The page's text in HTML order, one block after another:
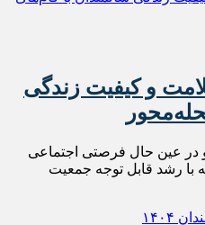
و کیفیت زندگی
در عین حال فرصتی اجتماعی
با رشد قابل توجه جمعیت